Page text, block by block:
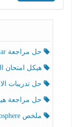
حل مراجعة Grammar اللغة الإنجليزية الصف الخامس الفصل الثالث
هيكل امتحان العلوم
حل تدريبات
حل مراجعة هيكلة
ملخص Effect of Atmosphere حسب الهيكل الوزاري العلوم المتكاملة الصف الخامس انسبير الفصل الثالث